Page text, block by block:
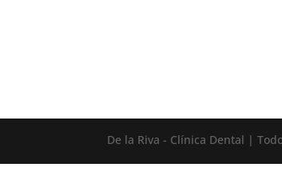
De la Riva - Clínica Dental |